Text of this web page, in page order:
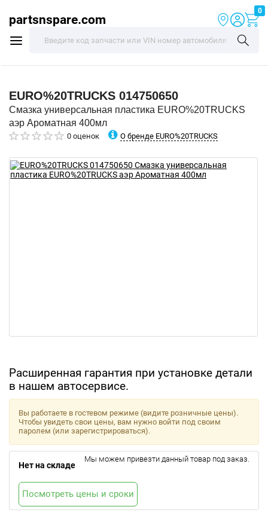
partsnspare.com
0
EURO%20TRUCKS 014750650
Смазка универсальная пластика EURO%20TRUCKS
аэр Ароматная 400мл
0 оценок О бренде EURO%20TRUCKS
Расширенная гарантия при установке детали
в нашем автосервисе.
Вы работаете в гостевом режиме (видите розничные цены).
Чтобы увидеть свои цены, вам нужно войти под своим
паролем (или зарегистрироваться).
Нет на складе
Мы можем привезти данный товар под заказ.
Посмотреть цены и сроки